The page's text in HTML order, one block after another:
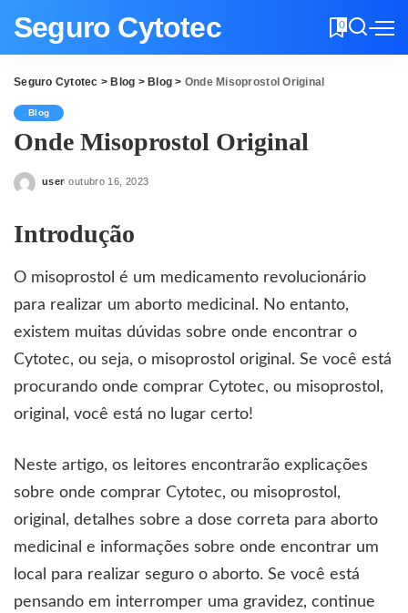
Seguro Cytotec 0
Seguro Cytotec > Blog > Blog > Onde Misoprostol Original
Blog
Onde Misoprostol Original
Posted
user outubro 16, 2023
Introdução
O misoprostol é um medicamento revolucionário
para realizar um aborto medicinal. No entanto,
existem muitas dúvidas sobre onde encontrar o
Cytotec, ou seja, o misoprostol original. Se você está
procurando onde comprar Cytotec, ou misoprostol,
original, você está no lugar certo!
Neste artigo, os leitores encontrarão explicações
sobre onde comprar Cytotec, ou misoprostol ,
original, detalhes sobre a dose correta para aborto
medicinal e informações sobre onde encontrar um
local para realizar seguro o aborto. Se você está
pensando em interromper uma gravidez, continue